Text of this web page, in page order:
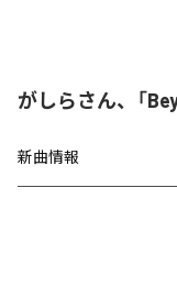
がしらさん、「
新曲情報